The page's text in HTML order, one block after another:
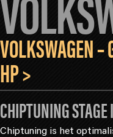
VOLKSWAGEN
HP >
CHIPTUNING STAGE I
Chiptuning is het